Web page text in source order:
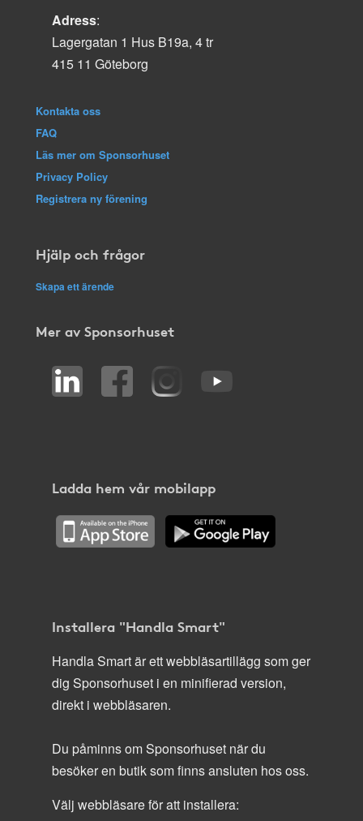
Adress:
Lagergatan 1 Hus B19a, 4 tr
415 11 Göteborg
Kontakta oss
FAQ
Läs mer om Sponsorhuset
Privacy Policy
Registrera ny förening
Hjälp och frågor
Skapa ett ärende
Mer av Sponsorhuset
Ladda hem vår mobilapp
Installera "Handla Smart"
Handla Smart är ett webbläsartillägg som ger
dig Sponsorhuset i en minifierad version,
direkt i webbläsaren.
Du påminns om Sponsorhuset när du
besöker en butik som finns ansluten hos oss.
Välj webbläsare för att installera: